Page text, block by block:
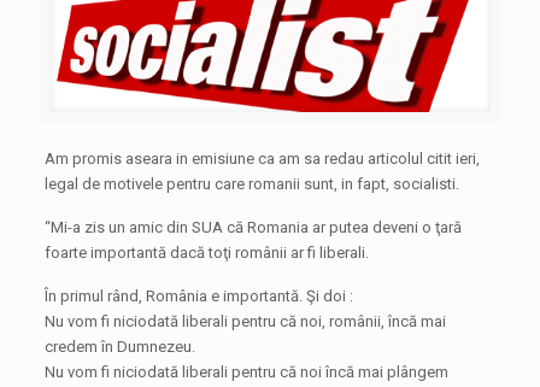
Am promis aseara in emisiune ca am sa redau articolul citit ieri,
legal de motivele pentru care romanii sunt, in fapt, socialisti.
“Mi-a zis un amic din SUA că Romania ar putea deveni o ţară
foarte importantă dacă toţi românii ar fi liberali.
În primul rând, România e importantă. Şi doi :
Nu vom fi niciodată liberali pentru că noi, românii, încă mai
credem în Dumnezeu.
Nu vom fi niciodată liberali pentru că noi încă mai plângem